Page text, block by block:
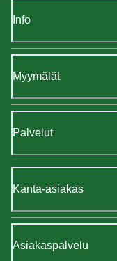
Info
Myymälät
Palvelut
Kanta-asiakas
Asiakaspalvelu